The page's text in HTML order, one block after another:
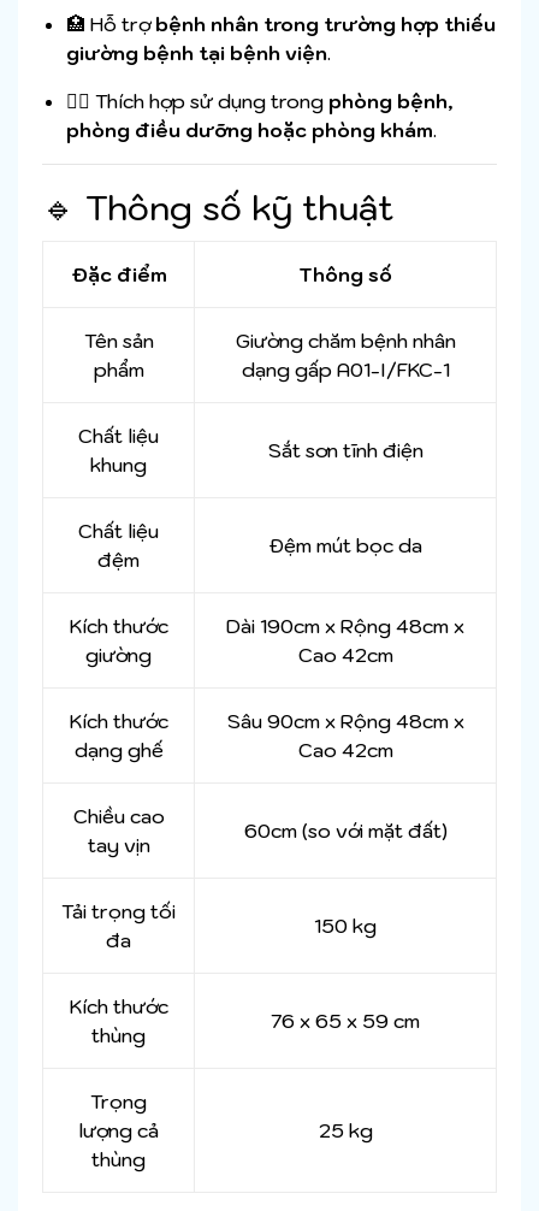
🏥 Hỗ trợbệnh nhân trong trường hợp thiếu
giường bệnh tại bệnh viện.
👩‍⚕️ Thích hợp sử dụng trong phòng bệnh,
phòng điều dưỡng hoặc phòng khám.
🔹 Thông số kỹ thuật
Đặc điểm Thông số
Tên sản
phẩm
Giường chăm bệnh nhân
dạng gấp A01-I/FKC-1
Chất liệu
khung
Sắt sơn tĩnh điện
Chất liệu
đệm
Đệm mút bọc da
Kích thước
giường
Dài 190cm x Rộng 48cm x
Cao 42cm
Kích thước
dạng ghế
Sâu 90cm x Rộng 48cm x
Cao 42cm
Chiều cao
tay vịn
60cm (so với mặt đất)
Tải trọng tối
đa
150 kg
Kích thước
thùng
76 x 65 x 59 cm
Trọng
lượng cả
thùng
25 kg